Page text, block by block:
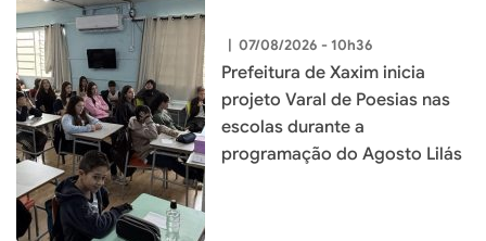
| 07/08/2026 - 10h36
Prefeitura de Xaxim inicia
projeto Varal de Poesias nas
escolas durante a
programação do Agosto Lilás